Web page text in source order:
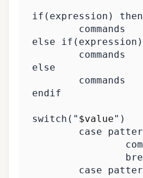
if ( expression )
then
else
if ( expression )
else
switch ( " $value" )
case
case